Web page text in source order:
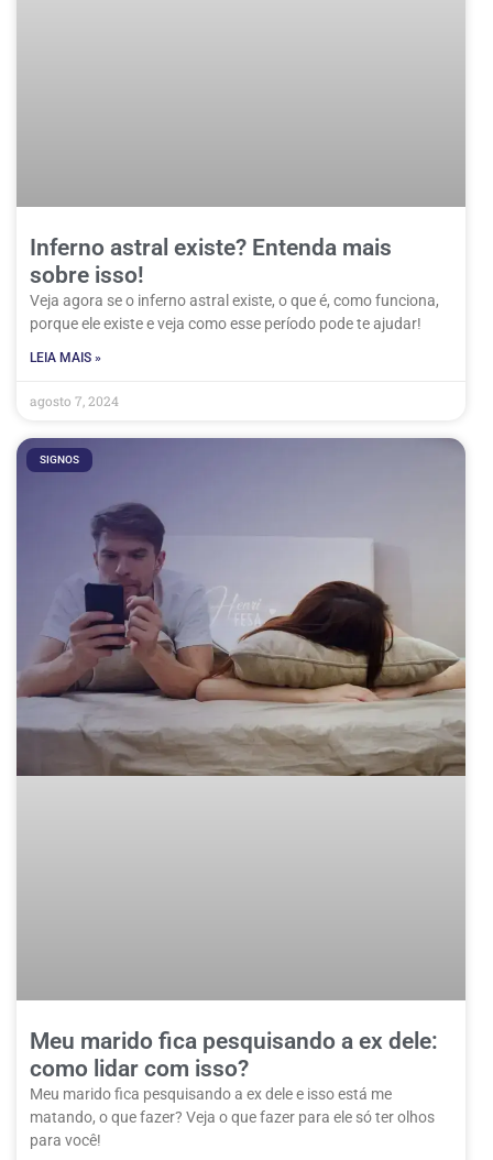
Inferno astral existe? Entenda mais
sobre isso!
Veja agora se o inferno astral existe, o que é, como funciona,
porque ele existe e veja como esse período pode te ajudar!
LEIA MAIS »
agosto 7, 2024
SIGNOS
Meu marido fica pesquisando a ex dele:
como lidar com isso?
Meu marido fica pesquisando a ex dele e isso está me
matando, o que fazer? Veja o que fazer para ele só ter olhos
para você!